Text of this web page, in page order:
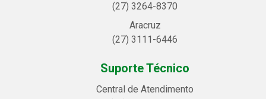
(27) 3264-8370
Aracruz
(27) 3111-6446
Suporte Técnico
Central de Atendimento